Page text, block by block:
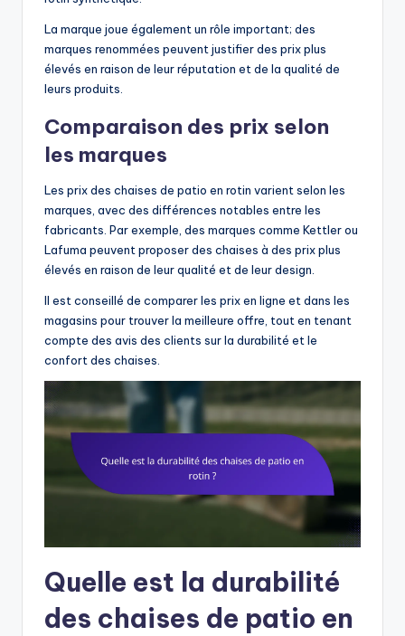
La marque joue également un rôle important; des
marques renommées peuvent justifier des prix plus
élevés en raison de leur réputation et de la qualité de
leurs produits.
Comparaison des prix selon
les marques
Les prix des chaises de patio en rotin varient selon les
marques, avec des différences notables entre les
fabricants. Par exemple, des marques comme Kettler ou
Lafuma peuvent proposer des chaises à des prix plus
élevés en raison de leur qualité et de leur design.
Il est conseillé de comparer les prix en ligne et dans les
magasins pour trouver la meilleure offre, tout en tenant
compte des avis des clients sur la durabilité et le
confort des chaises.
Quelle est la durabilité
des chaises de patio en